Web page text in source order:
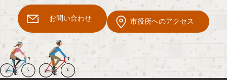
お問い合わせ 市役所へのアクセス